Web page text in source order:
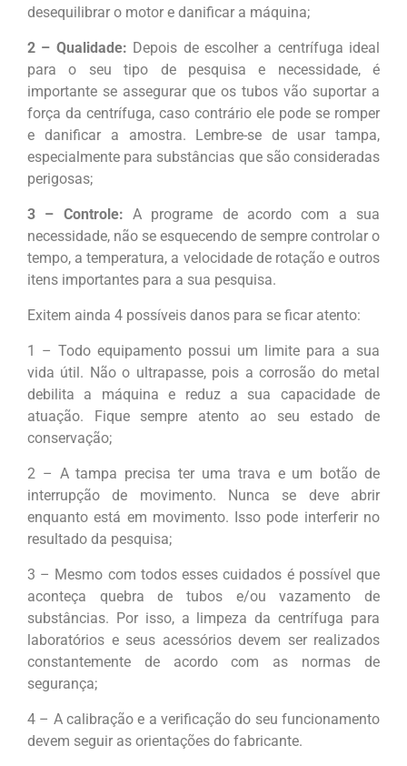
desequilibrar o motor e danificar a máquina;
2 – Qualidade: Depois de escolher a centrífuga ideal
para o seu tipo de pesquisa e necessidade, é
importante se assegurar que os tubos vão suportar a
força da centrífuga, caso contrário ele pode se romper
e danificar a amostra. Lembre-se de usar tampa,
especialmente para substâncias que são consideradas
perigosas;
3 – Controle: A programe de acordo com a sua
necessidade, não se esquecendo de sempre controlar o
tempo, a temperatura, a velocidade de rotação e outros
itens importantes para a sua pesquisa.
Exitem ainda 4 possíveis danos para se ficar atento:
1 – Todo equipamento possui um limite para a sua
vida útil. Não o ultrapasse, pois a corrosão do metal
debilita a máquina e reduz a sua capacidade de
atuação. Fique sempre atento ao seu estado de
conservação;
2 – A tampa precisa ter uma trava e um botão de
interrupção de movimento. Nunca se deve abrir
enquanto está em movimento. Isso pode interferir no
resultado da pesquisa;
3 – Mesmo com todos esses cuidados é possível que
aconteça quebra de tubos e/ou vazamento de
substâncias. Por isso, a limpeza da centrífuga para
laboratórios e seus acessórios devem ser realizados
constantemente de acordo com as normas de
segurança;
4 – A calibração e a verificação do seu funcionamento
devem seguir as orientações do fabricante.